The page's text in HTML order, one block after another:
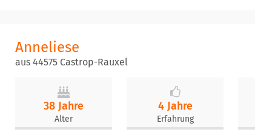
Anneliese
aus 44575 Castrop-Rauxel
38 Jahre
Alter
4 Jahre
Erfahrung